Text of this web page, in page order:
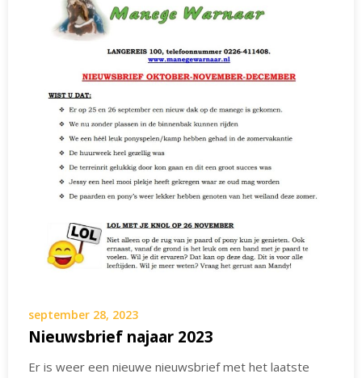
september 28, 2023
Nieuwsbrief najaar 2023
Er is weer een nieuwe nieuwsbrief met het laatste